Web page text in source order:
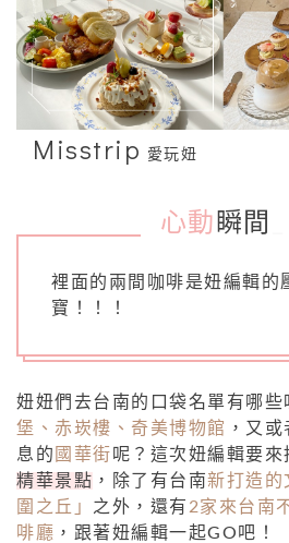
Misstrip 愛玩妞
心動 瞬間
裡面的兩間咖啡是妞編輯的
寶！！！
妞妞們去台南的口袋名單有哪些
堡、赤崁樓、奇美博物館 ，又
息的 國華街 呢？這次妞編輯要來
精華景點 ，除了有台南新打造的
圍之丘」 之外，還有 2家來台南
啡廳 ，跟著妞編輯一起GO吧！